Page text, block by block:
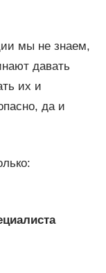
мы не знаем,
давать
их и
да и